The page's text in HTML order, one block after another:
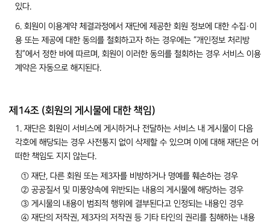
있다.
6. 회원이 이용계약 체결과정에서 재단에 제공한 회원 정보에 대한 수집·이
용 또는 제공에 대한 동의를 철회하고자 하는 경우에는 “개인정보 처리방
침”에서 정한 바에 따르며, 회원이 이러한 동의를 철회하는 경우 서비스 이용
계약은 자동으로 해지된다.
제14조 (회원의 게시물에 대한 책임)
1. 재단은 회원이 서비스에 게시하거나 전달하는 서비스 내 게시물이 다음
각호에 해당되는 경우 사전통지 없이 삭제할 수 있으며 이에 대해 재단은 어
떠한 책임도 지지 않는다.
① 재단, 다른 회원 또는 제3자를 비방하거나 명예를 훼손하는 경우
② 공공질서 및 미풍양속에 위반되는 내용의 게시물에 해당하는 경우
③ 게시물의 내용이 범죄적 행위에 결부된다고 인정되는 내용인 경우
④ 재단의 저작권, 제3자의 저작권 등 기타 타인의 권리를 침해하는 내용